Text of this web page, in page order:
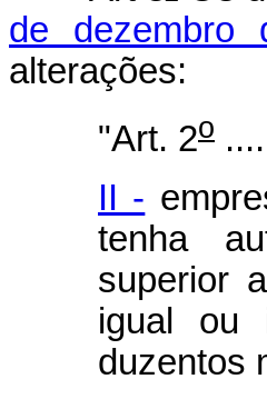
de dezembro
alterações:
"Art. 2o
II -
tenha
superior
igual ou
duzentos